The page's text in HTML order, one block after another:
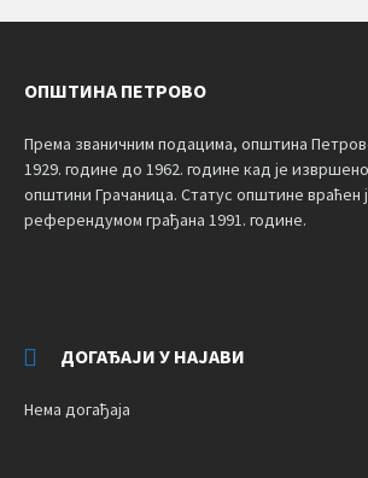
ОПШТИНА ПЕТРОВО
Према званичним подацима, општина
1929. године до 1962. године кад је
општини Грачаница. Статус општине враћен
референдумом грађана 1991. године.
ДОГАЂАЈИ У НАЈАВИ
Нема догађаја